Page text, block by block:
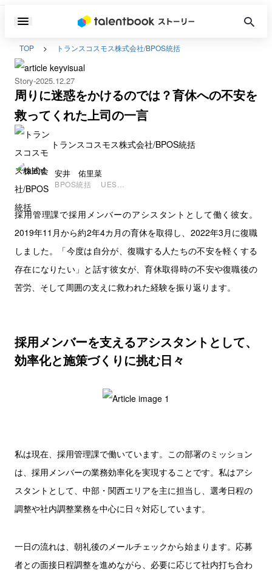
TOP トランスコスモス株式会社/BPOS統括
Story 2025.12.27
周りに迷惑をかけるのでは？育休への不安を
救ってくれた上司の一言
トランスコスモス株式会社/BPOS統括
安井 佑里菜
BPOS統括 UES総
部 採用管理課
採用管理課で採用メンバーのアシスタントとして働く彼女。
2019年11月から約2年4カ月の育休を取得し、2022年3月に復職
しました。「今度は自分が、復職する人たちの不安を軽くする
存在になりたい」と話す彼女が、育休取得時の不安や復職後の
苦労、そして周囲の支えに救われた経験を振り返ります。
採用メンバーを支えるアシスタントとして、
効率化と施策づくりに挑む日々
私は現在、採用管理課で働いています。この部署のミッション
は、採用メンバーの業務効率化を実現することです。私はアシ
スタントとして、中部・関西エリアを主に担当し、選考日程の
調整や社内調整業務を中心に日々対応しています。
一日の流れは、朝礼後のメールチェックから始まります。応募
者との面接日程調整を進めながら、必要に応じて社内打ち合わ